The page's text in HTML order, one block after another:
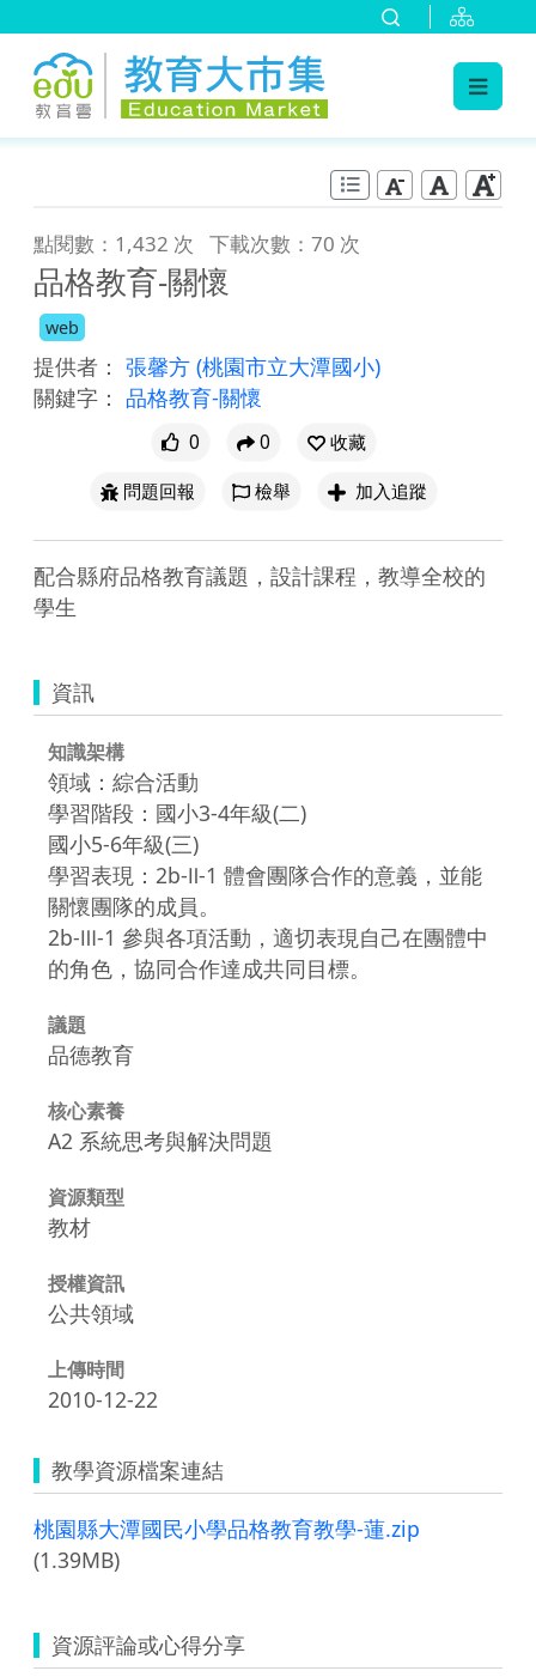
點閱數：1,432 次 下載次數：70 次
品格教育-關懷
web
提供者： 張馨方 (桃園市立大潭國小)
關鍵字： 品格教育-關懷
0 0
收藏
問題回報
檢舉 加入追蹤
配合縣府品格教育議題，設計課程，教導全校的
學生
資訊
知識架構
領域：綜合活動
學習階段：國小3-4年級(二)
國小5-6年級(三)
學習表現：2b-Ⅱ-1 體會團隊合作的意義，並能
關懷團隊的成員。
2b-Ⅲ-1 參與各項活動，適切表現自己在團體中
的角色，協同合作達成共同目標。
議題
品德教育
核心素養
A2 系統思考與解決問題
資源類型
教材
授權資訊
公共領域
上傳時間
2010-12-22
教學資源檔案連結
桃園縣大潭國民小學品格教育教學-蓮.zip
(1.39MB)
資源評論或心得分享